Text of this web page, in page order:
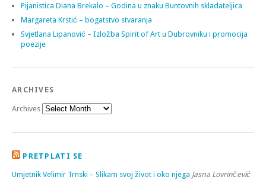
Pijanistica Diana Brekalo – Godina u znaku Buntovnih skladateljica
Margareta Krstić – bogatstvo stvaranja
Svjetlana Lipanović – Izložba Spirit of Art u Dubrovniku i promocija
poezije
ARCHIVES
Archives
PRETPLATI SE
Umjetnik Velimir Trnski – Slikam svoj život i oko njega Jasna Lovrinčević